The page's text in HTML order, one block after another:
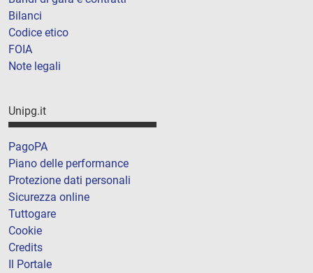
Bilanci
Codice etico
FOIA
Note legali
Unipg.it
PagoPA
Piano delle performance
Protezione dati personali
Sicurezza online
Tuttogare
Cookie
Credits
Il Portale